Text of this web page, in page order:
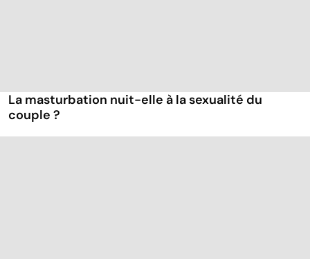
La masturbation nuit-elle à la sexualité du
couple ?